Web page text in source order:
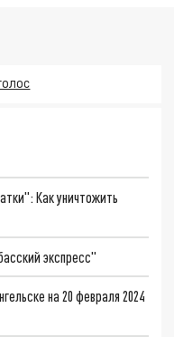
Как уничтожить
экспресс"
на 20 февраля 2024